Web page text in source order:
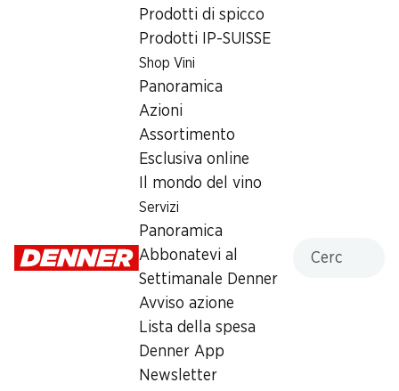
Prodotti di spicco
Prodotti IP-SUISSE
Shop Vini
Panoramica
Azioni
Assortimento
Esclusiva online
Il mondo del vino
Servizi
Panoramica
Abbonatevi al
Settimanale Denner
Avviso azione
Lista della spesa
Denner App
Newsletter
Bundle Selection by Cusano
Churchill Cello
Sigari della Repubblica Dominicana, arrotolati a mano,
Terra, legno di cedro e dolcezza floreale.
Churchill
Lunghezza:
17,8 cm
19 mm
circa 70
minuti